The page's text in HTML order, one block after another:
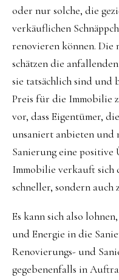
oder nur solche, die
verkäuflichen
renovieren können. Die
schätzen die
sie tatsächlich sind und
Preis für die Immobilie
vor, dass Eigentümer,
unsaniert anbieten und
Sanierung eine positive
Immobilie verkauft sich
schneller, sondern auch
Es kann sich also
und Energie in die
Renovierungs- und
gegebenenfalls in